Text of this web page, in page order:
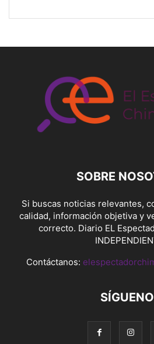
SOBRE
Si buscas noticias relevantes,
calidad, información objetiva y
correcto. Diario EL
Contáctanos: